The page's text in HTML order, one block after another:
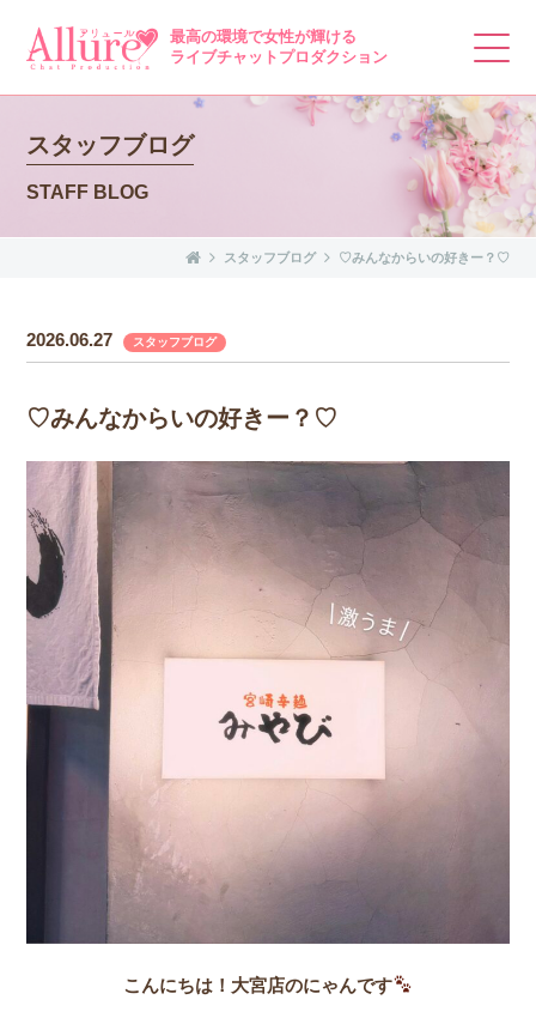
スタッフブログ
STAFF BLOG
最高の環境で女性が輝ける
ライブチャットプロダクション
スタッフブログ ♡みんなからいの好きー？♡
2026.06.27 スタッフブログ
♡みんなからいの好きー？♡
こんにちは！大宮店のにゃんです